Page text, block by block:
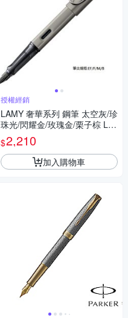
授權經銷
LAMY 奢華系列 鋼筆 太空灰/珍
珠光/閃耀金/玫瑰金/栗子棕 LX
57/58/75/76/90
$2,210
加入購物車